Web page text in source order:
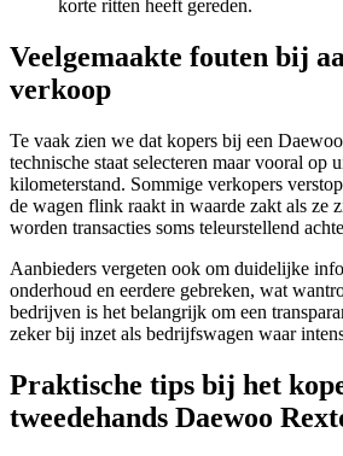
korte ritten heeft gereden.
Veelgemaakte fouten bij
verkoop
Te vaak zien we dat kopers bij een
technische staat selecteren maar vooral op
kilometerstand. Sommige verkopers
de wagen flink raakt in waarde zakt als ze
worden transacties soms teleurstellend
Aanbieders vergeten ook om duidelijke
onderhoud en eerdere gebreken, wat
bedrijven is het belangrijk om een
zeker bij inzet als bedrijfswagen waar
Praktische tips bij het
tweedehands Daewoo